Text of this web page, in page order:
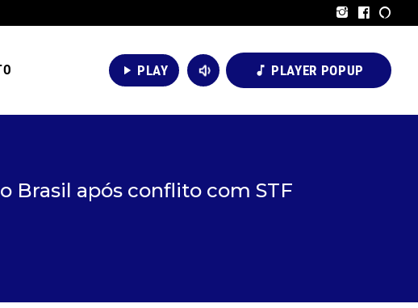
play_arrow PLAY volume_down music_note PLAYER POPUP
Brasil após conflito com STF